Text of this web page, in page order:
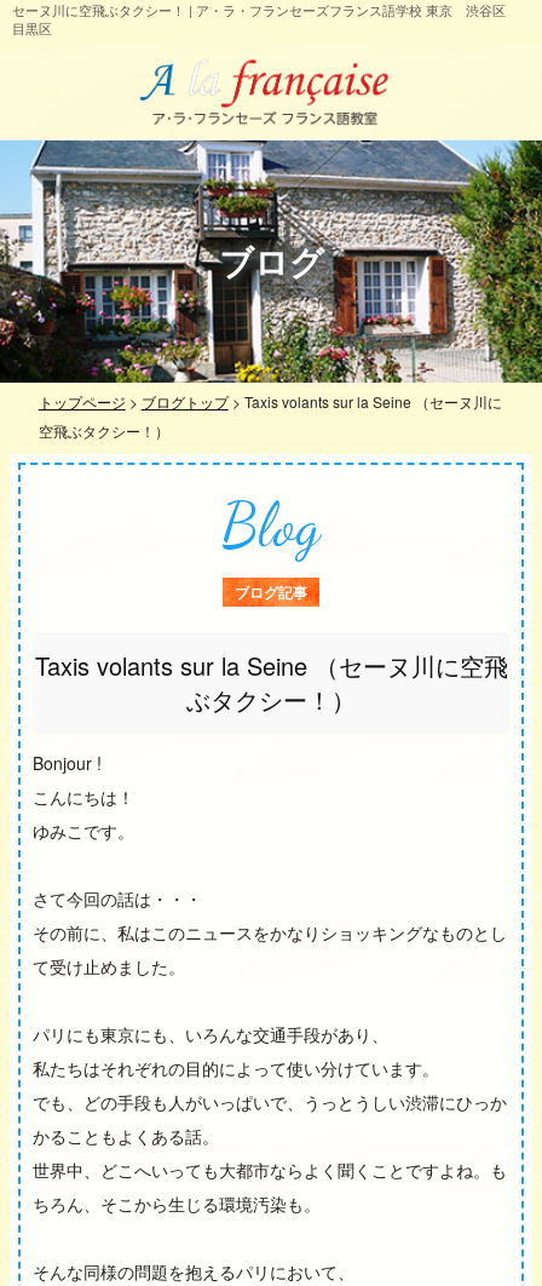
セーヌ川に空飛ぶタクシー！ | ア・ラ・フランセーズフランス語学校 東京 渋谷区
目黒区
ブログ
トップページ > ブログトップ> Taxis volants sur la Seine （セーヌ川に
空飛ぶタクシー！）
Blog
ブログ記事
Taxis volants sur la Seine （セーヌ川に空飛
ぶタクシー！）
Bonjour !
こんにちは！
ゆみこです。
さて今回の話は・・・
その前に、私はこのニュースをかなりショッキングなものとし
て受け止めました。
パリにも東京にも、いろんな交通手段があり、
私たちはそれぞれの目的によって使い分けています。
でも、どの手段も人がいっぱいで、うっとうしい渋滞にひっか
かることもよくある話。
世界中、どこへいっても大都市ならよく聞くことですよね。も
ちろん、そこから生じる環境汚染も。
そんな同様の問題を抱えるパリにおいて、